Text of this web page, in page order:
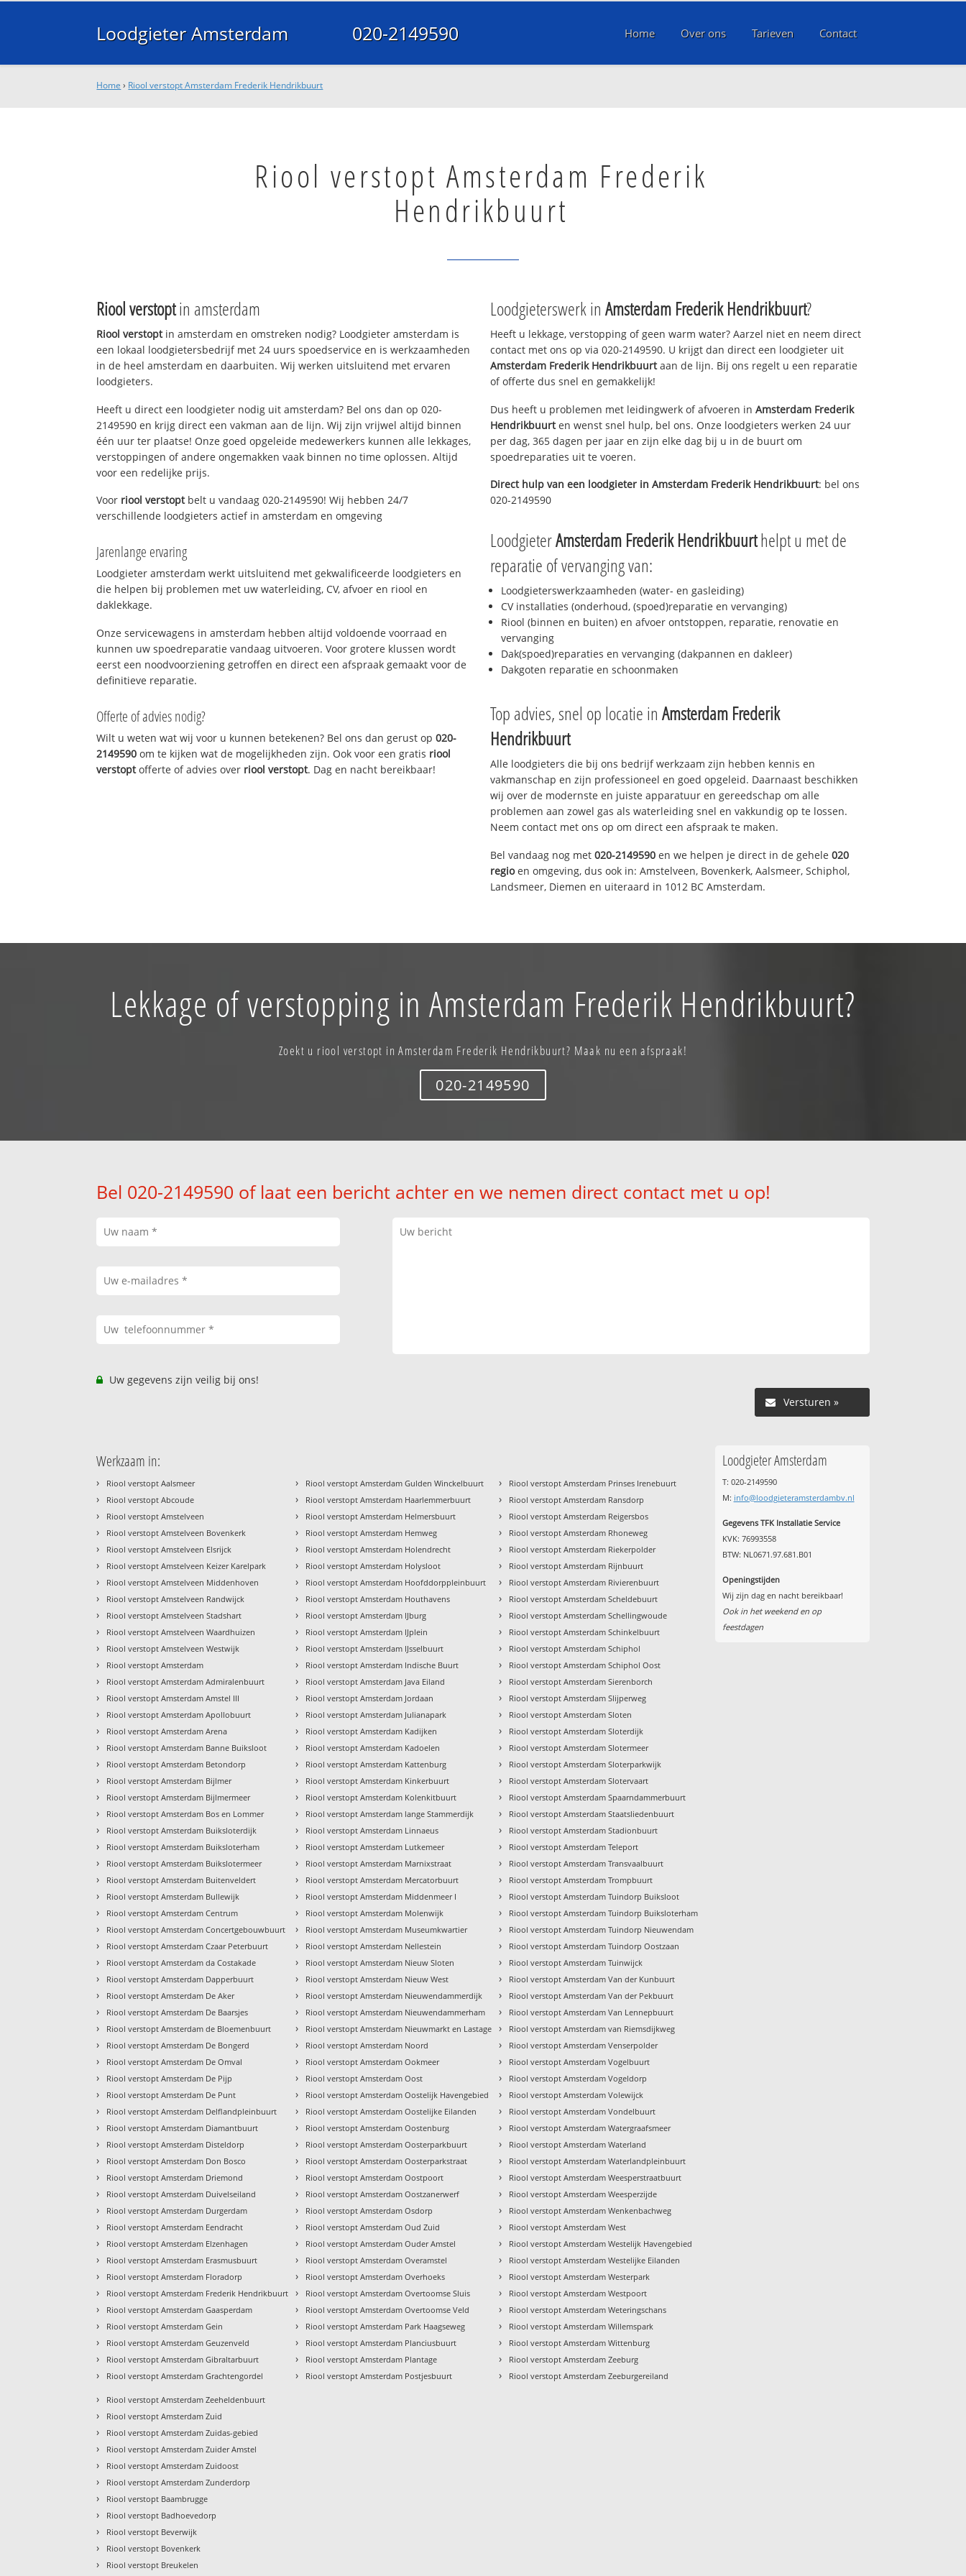
Loodgieter Amsterdam 020-2149590 Home Over ons Tarieven Contact
Home › Riool verstopt Amsterdam Frederik Hendrikbuurt
Riool verstopt Amsterdam Frederik
Hendrikbuurt
Riool verstoptin amsterdam
Riool verstoptin amsterdam en omstreken nodig? Loodgieter amsterdam is
een lokaal loodgietersbedrijf met 24 uurs spoedservice en is werkzaamheden
in de heel amsterdam en daarbuiten. Wij werken uitsluitend met ervaren
loodgieters.
Heeft u direct een loodgieter nodig uit amsterdam? Bel ons dan op 020-
2149590 en krijg direct een vakman aan de lijn. Wij zijn vrijwel altijd binnen
één uur ter plaatse! Onze goed opgeleide medewerkers kunnen alle lekkages,
verstoppingen of andere ongemakken vaak binnen no time oplossen. Altijd
voor een redelijke prijs.
Voor riool verstoptbelt u vandaag 020-2149590! Wij hebben 24/7
verschillende loodgieters actief in amsterdam en omgeving
Jarenlange ervaring
Loodgieter amsterdam werkt uitsluitend met gekwalificeerde loodgieters en
die helpen bij problemen met uw waterleiding, CV, afvoer en riool en
daklekkage.
Onze servicewagens in amsterdam hebben altijd voldoende voorraad en
kunnen uw spoedreparatie vandaag uitvoeren. Voor grotere klussen wordt
eerst een noodvoorziening getroffen en direct een afspraak gemaakt voor de
definitieve reparatie.
Offerte of advies nodig?
Wilt u weten wat wij voor u kunnen betekenen? Bel ons dan gerust op020-
2149590 om te kijken wat de mogelijkheden zijn. Ook voor een gratis riool
verstoptofferte of advies over riool verstopt. Dag en nacht bereikbaar!
Loodgieterswerk in Amsterdam Frederik Hendrikbuurt?
Heeft u lekkage, verstopping of geen warm water? Aarzel niet en neem direct
contact met ons op via 020-2149590. U krijgt dan direct een loodgieter uit
Amsterdam Frederik Hendrikbuurtaan de lijn. Bij ons regelt u een reparatie
of offerte dus snel en gemakkelijk!
Dus heeft u problemen met leidingwerk of afvoeren in Amsterdam Frederik
Hendrikbuurten wenst snel hulp, bel ons. Onze loodgieters werken 24 uur
per dag, 365 dagen per jaar en zijn elke dag bij u in de buurt om
spoedreparaties uit te voeren.
Direct hulp van een loodgieter in Amsterdam Frederik Hendrikbuurt: bel ons
020-2149590
LoodgieterAmsterdam Frederik Hendrikbuurthelpt u met de
reparatie of vervanging van:
Loodgieterswerkzaamheden (water- en gasleiding)
CV installaties (onderhoud, (spoed)reparatie en vervanging)
Riool (binnen en buiten) en afvoer ontstoppen, reparatie, renovatie en
vervanging
Dak(spoed)reparaties en vervanging (dakpannen en dakleer)
Dakgoten reparatie en schoonmaken
Top advies, snel op locatie in Amsterdam Frederik
Hendrikbuurt
Alle loodgieters die bij ons bedrijf werkzaam zijn hebben kennis en
vakmanschap en zijn professioneel en goed opgeleid. Daarnaast beschikken
wij over de modernste en juiste apparatuur en gereedschap om alle
problemen aan zowel gas als waterleiding snel en vakkundig op te lossen.
Neem contact met ons op om direct een afspraak te maken.
Bel vandaag nog met 020-2149590 en we helpen je direct in de gehele 020
regioen omgeving, dus ook in: Amstelveen, Bovenkerk, Aalsmeer, Schiphol,
Landsmeer, Diemen en uiteraard in 1012 BC Amsterdam.
Lekkage of verstopping in Amsterdam Frederik Hendrikbuurt?
Zoekt u riool verstopt in Amsterdam Frederik Hendrikbuurt? Maak nu een afspraak!
020-2149590
Bel 020-2149590 of laat een bericht achter en we nemen direct contact met u op!
Uw gegevens zijn veilig bij ons!
Versturen »
Werkzaam in:
› Riool verstopt Aalsmeer
› Riool verstopt Abcoude
› Riool verstopt Amstelveen
› Riool verstopt Amstelveen Bovenkerk
› Riool verstopt Amstelveen Elsrijck
› Riool verstopt Amstelveen Keizer Karelpark
› Riool verstopt Amstelveen Middenhoven
› Riool verstopt Amstelveen Randwijck
› Riool verstopt Amstelveen Stadshart
› Riool verstopt Amstelveen Waardhuizen
› Riool verstopt Amstelveen Westwijk
› Riool verstopt Amsterdam
› Riool verstopt Amsterdam Admiralenbuurt
› Riool verstopt Amsterdam Amstel III
› Riool verstopt Amsterdam Apollobuurt
› Riool verstopt Amsterdam Arena
› Riool verstopt Amsterdam Banne Buiksloot
› Riool verstopt Amsterdam Betondorp
› Riool verstopt Amsterdam Bijlmer
› Riool verstopt Amsterdam Bijlmermeer
› Riool verstopt Amsterdam Bos en Lommer
› Riool verstopt Amsterdam Buiksloterdijk
› Riool verstopt Amsterdam Buiksloterham
› Riool verstopt Amsterdam Buikslotermeer
› Riool verstopt Amsterdam Buitenveldert
› Riool verstopt Amsterdam Bullewijk
› Riool verstopt Amsterdam Centrum
› Riool verstopt Amsterdam Concertgebouwbuurt
› Riool verstopt Amsterdam Czaar Peterbuurt
› Riool verstopt Amsterdam da Costakade
› Riool verstopt Amsterdam Dapperbuurt
› Riool verstopt Amsterdam De Aker
› Riool verstopt Amsterdam De Baarsjes
› Riool verstopt Amsterdam de Bloemenbuurt
› Riool verstopt Amsterdam De Bongerd
› Riool verstopt Amsterdam De Omval
› Riool verstopt Amsterdam De Pijp
› Riool verstopt Amsterdam De Punt
› Riool verstopt Amsterdam Delflandpleinbuurt
› Riool verstopt Amsterdam Diamantbuurt
› Riool verstopt Amsterdam Disteldorp
› Riool verstopt Amsterdam Don Bosco
› Riool verstopt Amsterdam Driemond
› Riool verstopt Amsterdam Duivelseiland
› Riool verstopt Amsterdam Durgerdam
› Riool verstopt Amsterdam Eendracht
› Riool verstopt Amsterdam Elzenhagen
› Riool verstopt Amsterdam Erasmusbuurt
› Riool verstopt Amsterdam Floradorp
› Riool verstopt Amsterdam Frederik Hendrikbuurt
› Riool verstopt Amsterdam Gaasperdam
› Riool verstopt Amsterdam Gein
› Riool verstopt Amsterdam Geuzenveld
› Riool verstopt Amsterdam Gibraltarbuurt
› Riool verstopt Amsterdam Grachtengordel
› Riool verstopt Amsterdam Gulden Winckelbuurt
› Riool verstopt Amsterdam Haarlemmerbuurt
› Riool verstopt Amsterdam Helmersbuurt
› Riool verstopt Amsterdam Hemweg
› Riool verstopt Amsterdam Holendrecht
› Riool verstopt Amsterdam Holysloot
› Riool verstopt Amsterdam Hoofddorppleinbuurt
› Riool verstopt Amsterdam Houthavens
› Riool verstopt Amsterdam IJburg
› Riool verstopt Amsterdam IJplein
› Riool verstopt Amsterdam IJsselbuurt
› Riool verstopt Amsterdam Indische Buurt
› Riool verstopt Amsterdam Java Eiland
› Riool verstopt Amsterdam Jordaan
› Riool verstopt Amsterdam Julianapark
› Riool verstopt Amsterdam Kadijken
› Riool verstopt Amsterdam Kadoelen
› Riool verstopt Amsterdam Kattenburg
› Riool verstopt Amsterdam Kinkerbuurt
› Riool verstopt Amsterdam Kolenkitbuurt
› Riool verstopt Amsterdam lange Stammerdijk
› Riool verstopt Amsterdam Linnaeus
› Riool verstopt Amsterdam Lutkemeer
› Riool verstopt Amsterdam Marnixstraat
› Riool verstopt Amsterdam Mercatorbuurt
› Riool verstopt Amsterdam Middenmeer I
› Riool verstopt Amsterdam Molenwijk
› Riool verstopt Amsterdam Museumkwartier
› Riool verstopt Amsterdam Nellestein
› Riool verstopt Amsterdam Nieuw Sloten
› Riool verstopt Amsterdam Nieuw West
› Riool verstopt Amsterdam Nieuwendammerdijk
› Riool verstopt Amsterdam Nieuwendammerham
› Riool verstopt Amsterdam Nieuwmarkt en Lastage
› Riool verstopt Amsterdam Noord
› Riool verstopt Amsterdam Ookmeer
› Riool verstopt Amsterdam Oost
› Riool verstopt Amsterdam Oostelijk Havengebied
› Riool verstopt Amsterdam Oostelijke Eilanden
› Riool verstopt Amsterdam Oostenburg
› Riool verstopt Amsterdam Oosterparkbuurt
› Riool verstopt Amsterdam Oosterparkstraat
› Riool verstopt Amsterdam Oostpoort
› Riool verstopt Amsterdam Oostzanerwerf
› Riool verstopt Amsterdam Osdorp
› Riool verstopt Amsterdam Oud Zuid
› Riool verstopt Amsterdam Ouder Amstel
› Riool verstopt Amsterdam Overamstel
› Riool verstopt Amsterdam Overhoeks
› Riool verstopt Amsterdam Overtoomse Sluis
› Riool verstopt Amsterdam Overtoomse Veld
› Riool verstopt Amsterdam Park Haagseweg
› Riool verstopt Amsterdam Planciusbuurt
› Riool verstopt Amsterdam Plantage
› Riool verstopt Amsterdam Postjesbuurt
› Riool verstopt Amsterdam Prinses Irenebuurt
› Riool verstopt Amsterdam Ransdorp
› Riool verstopt Amsterdam Reigersbos
› Riool verstopt Amsterdam Rhoneweg
› Riool verstopt Amsterdam Riekerpolder
› Riool verstopt Amsterdam Rijnbuurt
› Riool verstopt Amsterdam Rivierenbuurt
› Riool verstopt Amsterdam Scheldebuurt
› Riool verstopt Amsterdam Schellingwoude
› Riool verstopt Amsterdam Schinkelbuurt
› Riool verstopt Amsterdam Schiphol
› Riool verstopt Amsterdam Schiphol Oost
› Riool verstopt Amsterdam Sierenborch
› Riool verstopt Amsterdam Slijperweg
› Riool verstopt Amsterdam Sloten
› Riool verstopt Amsterdam Sloterdijk
› Riool verstopt Amsterdam Slotermeer
› Riool verstopt Amsterdam Sloterparkwijk
› Riool verstopt Amsterdam Slotervaart
› Riool verstopt Amsterdam Spaarndammerbuurt
› Riool verstopt Amsterdam Staatsliedenbuurt
› Riool verstopt Amsterdam Stadionbuurt
› Riool verstopt Amsterdam Teleport
› Riool verstopt Amsterdam Transvaalbuurt
› Riool verstopt Amsterdam Trompbuurt
› Riool verstopt Amsterdam Tuindorp Buiksloot
› Riool verstopt Amsterdam Tuindorp Buiksloterham
› Riool verstopt Amsterdam Tuindorp Nieuwendam
› Riool verstopt Amsterdam Tuindorp Oostzaan
› Riool verstopt Amsterdam Tuinwijck
› Riool verstopt Amsterdam Van der Kunbuurt
› Riool verstopt Amsterdam Van der Pekbuurt
› Riool verstopt Amsterdam Van Lennepbuurt
› Riool verstopt Amsterdam van Riemsdijkweg
› Riool verstopt Amsterdam Venserpolder
› Riool verstopt Amsterdam Vogelbuurt
› Riool verstopt Amsterdam Vogeldorp
› Riool verstopt Amsterdam Volewijck
› Riool verstopt Amsterdam Vondelbuurt
› Riool verstopt Amsterdam Watergraafsmeer
› Riool verstopt Amsterdam Waterland
› Riool verstopt Amsterdam Waterlandpleinbuurt
› Riool verstopt Amsterdam Weesperstraatbuurt
› Riool verstopt Amsterdam Weesperzijde
› Riool verstopt Amsterdam Wenkenbachweg
› Riool verstopt Amsterdam West
› Riool verstopt Amsterdam Westelijk Havengebied
› Riool verstopt Amsterdam Westelijke Eilanden
› Riool verstopt Amsterdam Westerpark
› Riool verstopt Amsterdam Westpoort
› Riool verstopt Amsterdam Weteringschans
› Riool verstopt Amsterdam Willemspark
› Riool verstopt Amsterdam Wittenburg
› Riool verstopt Amsterdam Zeeburg
› Riool verstopt Amsterdam Zeeburgereiland
› Riool verstopt Amsterdam Zeeheldenbuurt
› Riool verstopt Amsterdam Zuid
› Riool verstopt Amsterdam Zuidas-gebied
› Riool verstopt Amsterdam Zuider Amstel
› Riool verstopt Amsterdam Zuidoost
› Riool verstopt Amsterdam Zunderdorp
› Riool verstopt Baambrugge
› Riool verstopt Badhoevedorp
› Riool verstopt Beverwijk
› Riool verstopt Bovenkerk
› Riool verstopt Breukelen
Loodgieter Amsterdam
T: 020-2149590
M: info@loodgieteramsterdambv.nl
Gegevens TFK Installatie Service
KVK: 76993558
BTW: NL0671.97.681.B01
Openingstijden
Wij zijn dag en nacht bereikbaar!
Ook in het weekend en op
feestdagen